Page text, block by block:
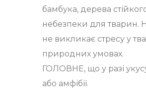
бамбука, дерева
небезпеки для тварин.
не викликає стресу у
природних умовах.
ГОЛОВНЕ, що у разі
або амфібії.